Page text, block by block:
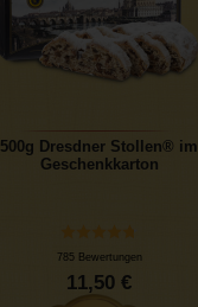
500g Dresdner Stollen® im
Geschenkkarton
785 Bewertungen
11,50 €